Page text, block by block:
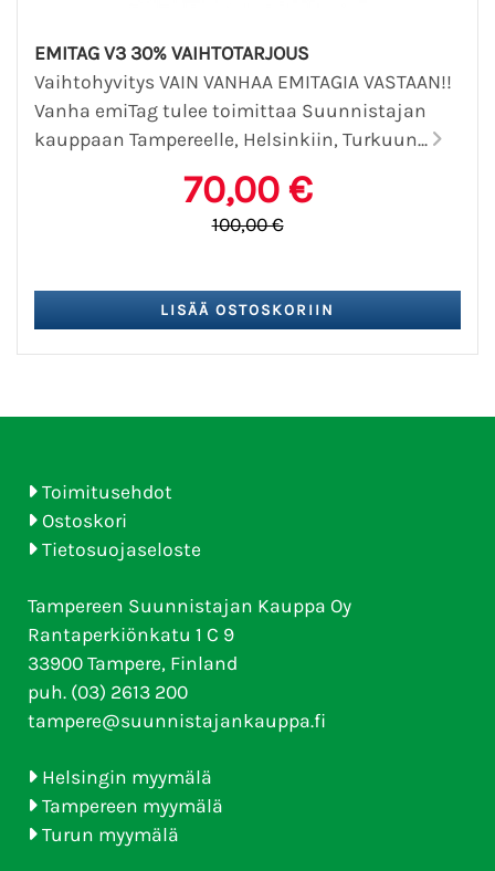
EMITAG V3 30% VAIHTOTARJOUS
Vaihtohyvitys VAIN VANHAA EMITAGIA VASTAAN!!
Vanha emiTag tulee toimittaa Suunnistajan
kauppaan Tampereelle, Helsinkiin, Turkuun...
70,00 €
100,00 €
Toimitusehdot
Ostoskori
Tietosuojaseloste
Tampereen Suunnistajan Kauppa Oy
Rantaperkiönkatu 1 C 9
33900 Tampere, Finland
puh. (03) 2613 200
tampere@suunnistajankauppa.fi
Helsingin myymälä
Tampereen myymälä
Turun myymälä